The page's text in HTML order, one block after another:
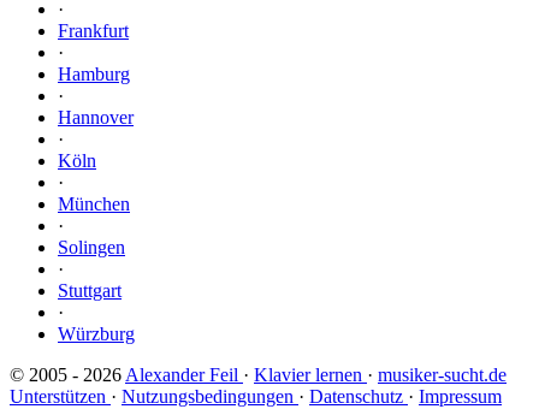
·
Frankfurt
·
Hamburg
·
Hannover
·
Köln
·
München
·
Solingen
·
Stuttgart
·
Würzburg
© 2005 - 2026 Alexander Feil · Klavier lernen · musiker-sucht.de
Unterstützen · Nutzungsbedingungen · Datenschutz · Impressum